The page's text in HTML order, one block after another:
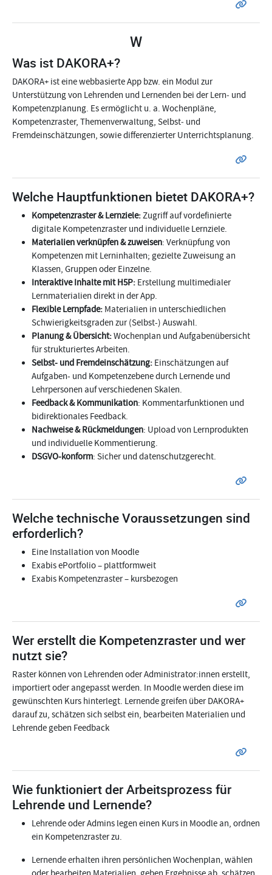
W
Was ist DAKORA+?
DAKORA+ ist eine webbasierte App bzw. ein Modul zur
Unterstützung von Lehrenden und Lernenden bei der Lern‑ und
Kompetenzplanung. Es ermöglicht u. a. Wochenpläne,
Kompetenzraster, Themenverwaltung, Selbst‑ und
Fremdeinschätzungen, sowie differenzierter Unterrichtsplanung.
Welche Hauptfunktionen bietet DAKORA+?
Kompetenzraster & Lernziele:Zugriff auf vordefinierte
digitale Kompetenzraster und individuelle Lernziele.
Materialien verknüpfen & zuweisen: Verknüpfung von
Kompetenzen mit Lerninhalten; gezielte Zuweisung an
Klassen, Gruppen oder Einzelne.
Interaktive Inhalte mit H5P: Erstellung multimedialer
Lernmaterialien direkt in der App.
Flexible Lernpfade: Materialien in unterschiedlichen
Schwierigkeitsgraden zur (Selbst-) Auswahl.
Planung & Übersicht:Wochenplan und Aufgabenübersicht
für strukturiertes Arbeiten.
Selbst- und Fremdeinschätzung: Einschätzungen auf
Aufgaben- und Kompetenzebene durch Lernende und
Lehrpersonen auf verschiedenen Skalen.
Feedback & Kommunikation: Kommentarfunktionen und
bidirektionales Feedback.
Nachweise & Rückmeldungen: Upload von Lernprodukten
und individuelle Kommentierung.
DSGVO-konform: Sicher und datenschutzgerecht.
Welche technische Voraussetzungen sind
erforderlich?
Eine Installation von Moodle
Exabis ePortfolio – plattformweit
Exabis Kompetenzraster – kursbezogen
Wer erstellt die Kompetenzraster und wer
nutzt sie?
Raster können von Lehrenden oder Administrator:innen erstellt,
importiert oder angepasst werden. In Moodle werden diese im
gewünschten Kurs hinterlegt. Lernende greifen über DAKORA+
darauf zu, schätzen sich selbst ein, bearbeiten Materialien und
Lehrende geben Feedback
Wie funktioniert der Arbeitsprozess für
Lehrende und Lernende?
Lehrende oder Admins legen einen Kurs in Moodle an, ordnen
ein Kompetenzraster zu.
Lernende erhalten ihren persönlichen Wochenplan, wählen